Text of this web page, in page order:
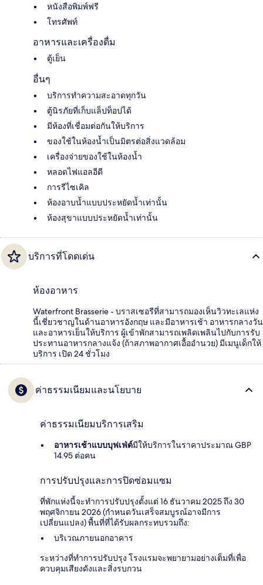
หนังสือพิมพ์ฟรี
โทรศัพท์
อาหารและเครื่องดื่ม
ตู้เย็น
อื่นๆ
บริการทำความสะอาดทุกวัน
ตู้นิรภัยที่เก็บแล็ปท็อปได้
มีห้องที่เชื่อมต่อกันให้บริการ
ของใช้ในห้องน้ำเป็นมิตรต่อสิ่งแวดล้อม
เครื่องจ่ายของใช้ในห้องน้ำ
หลอดไฟแอลอีดี
การรีไซเคิล
ห้องอาบน้ำแบบประหยัดน้ำเท่านั้น
ห้องสุขาแบบประหยัดน้ำเท่านั้น
บริการที่โดดเด่น
ห้องอาหาร
Waterfront Brasserie - บราสเซอรีที่สามารถมองเห็นวิวทะเลแห่ง
นี้เชี่ยวชาญในด้านอาหารอังกฤษ และมีอาหารเช้า อาหารกลางวัน
และอาหารเย็นให้บริการ ผู้เข้าพักสามารถเพลิดเพลินไปกับการรับ
ประทานอาหารกลางแจ้ง (ถ้าสภาพอากาศเอื้ออำนวย) มีเมนูเด็กให้
บริการ เปิด 24 ชั่วโมง
ค่าธรรมเนียมและนโยบาย
ค่าธรรมเนียมบริการเสริม
อาหารเช้าแบบบุฟเฟ่ต์มีให้บริการในราคาประมาณ GBP
14.95 ต่อคน
การปรับปรุงและการปิดซ่อมแซม
ที่พักแห่งนี้จะทำการปรับปรุงตั้งแต่ 16 ธันวาคม 2025 ถึง 30
พฤศจิกายน 2026 (กำหนดวันเสร็จสมบูรณ์อาจมีการ
เปลี่ยนแปลง) พื้นที่ที่ได้รับผลกระทบรวมถึง:
บริเวณภายนอกอาคาร
ระหว่างที่ทำการปรับปรุง โรงแรมจะพยายามอย่างเต็มที่เพื่อ
ควบคุมเสียงดังและสิ่งรบกวน